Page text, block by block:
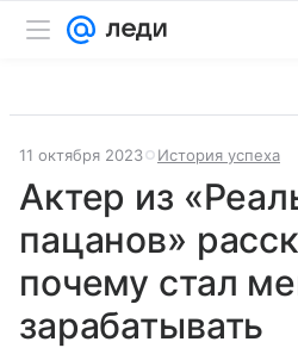
11 октября 2023 История успеха
Актер из
пацанов»
почему стал
зарабатывать